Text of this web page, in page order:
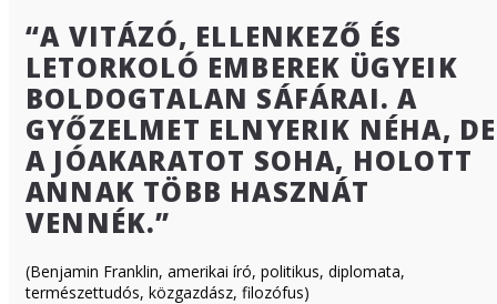
“A VITÁZÓ, ELLENKEZŐ ÉS
LETORKOLÓ EMBEREK ÜGYEIK
BOLDOGTALAN SÁFÁRAI. A
GYŐZELMET ELNYERIK NÉHA, DE
A JÓAKARATOT SOHA, HOLOTT
ANNAK TÖBB HASZNÁT
VENNÉK.”
(Benjamin Franklin, amerikai író, politikus, diplomata,
természettudós, közgazdász, filozófus)